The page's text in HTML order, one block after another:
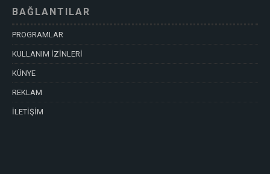
BAĞLANTILAR
PROGRAMLAR
KULLANIM İZİNLERİ
KÜNYE
REKLAM
İLETİŞİM